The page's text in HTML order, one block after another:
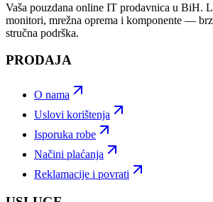
Vaša pouzdana online IT prodavnica u BiH.
monitori, mrežna oprema i komponente —
stručna podrška.
PRODAJA
O nama
Uslovi korištenja
Isporuka robe
Načini plaćanja
Reklamacije i povrati